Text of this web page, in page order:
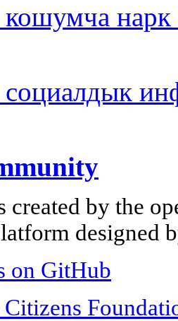
created by the
designed
on GitHub
Citizens